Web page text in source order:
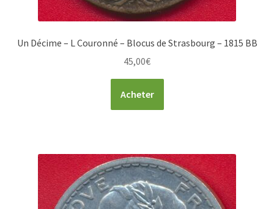
Un Décime – L Couronné – Blocus de Strasbourg – 1815 BB
45,00€
Acheter